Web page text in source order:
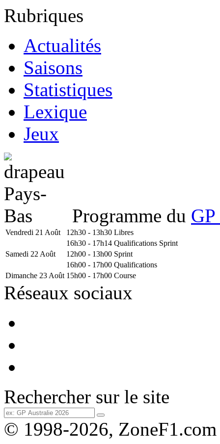
Rubriques
Actualités
Saisons
Statistiques
Lexique
Jeux
Programme du
Vendredi 21 Août 12h30 - 13h30 Libres
16h30 - 17h14 Qualifications Sprint
Samedi 22 Août
12h00 - 13h00 Sprint
16h00 - 17h00 Qualifications
Dimanche 23 Août 15h00 - 17h00 Course
Réseaux sociaux
Rechercher sur le site
© 1998-2026, ZoneF1.com